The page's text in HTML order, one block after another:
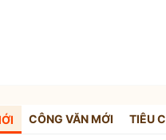
CÔNG VĂN MỚI TIÊU